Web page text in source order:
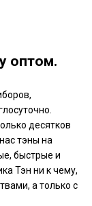
оптом.
десятков
тэны на
быстрые и
Тэн ни к чему,
а только с